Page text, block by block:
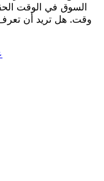
السوق في الوقت
وقت. هل تريد أن